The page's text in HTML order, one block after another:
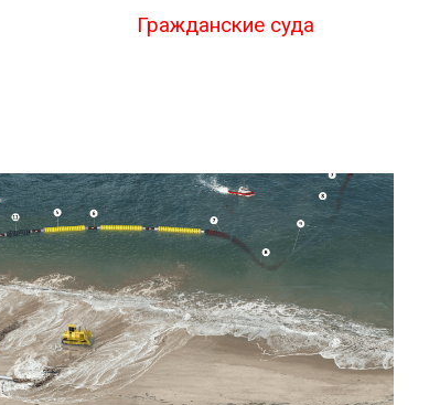
Гражданские суда